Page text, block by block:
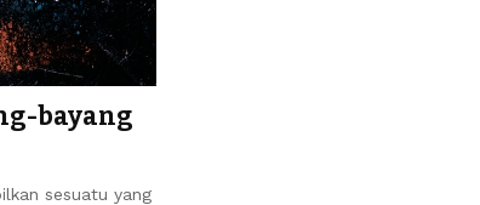
bayang
sesuatu yang